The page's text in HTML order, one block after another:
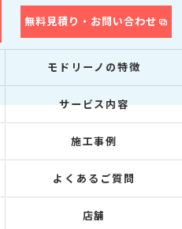
無料見積り・お問い合わせ
モドリーノの特徴
サービス内容
施工事例
よくあるご質問
店舗